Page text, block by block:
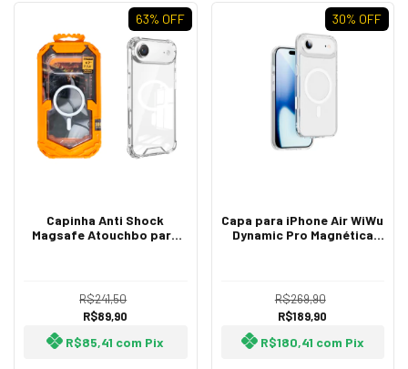
63% OFF
Capinha Anti Shock
Magsafe Atouchbo para
R$241,50
R$89,90
R$85,41 com Pix
30% OFF
Capa para iPhone Air WiWu
Dynamic Pro Magnética
R$269,90
R$189,90
R$180,41 com Pix